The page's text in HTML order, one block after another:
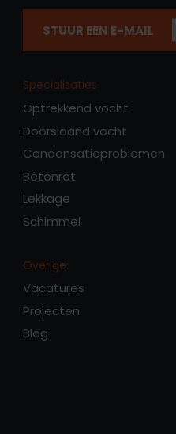
STUUR EEN E-MAIL
Specialisaties
Optrekkend vocht
Doorslaand vocht
Condensatieproblemen
Betonrot
Lekkage
Schimmel
Overige:
Vacatures
Projecten
Blog